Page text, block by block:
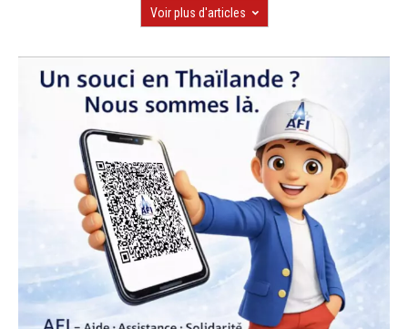
Voir plus d'articles